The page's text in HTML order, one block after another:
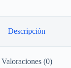
Descripción
Valoraciones (0)